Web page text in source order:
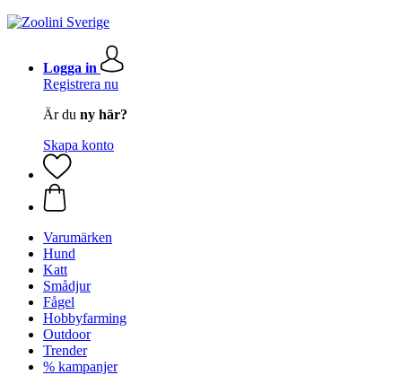
Logga in
Registrera nu
Är du ny här?
Skapa konto
Varumärken
Hund
Katt
Smådjur
Fågel
Hobbyfarming
Outdoor
Trender
% kampanjer